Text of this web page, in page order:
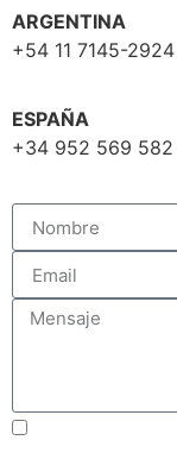
ARGENTINA
+54 11 7145-2924
ESPAÑA
+34 952 569 582